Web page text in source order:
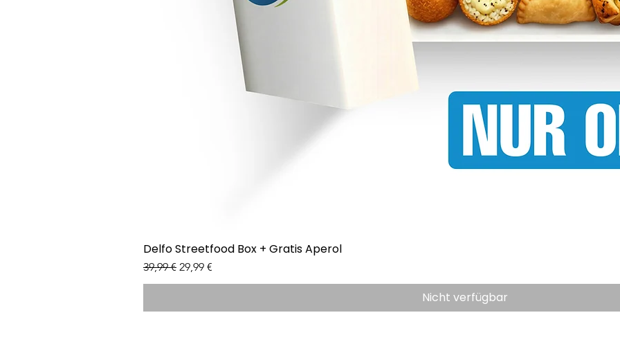
Delfo Streetfood Box + Gratis Aperol
Standardpreis
39,99 € Sale-Preis
29,99 €
Nicht verfügbar